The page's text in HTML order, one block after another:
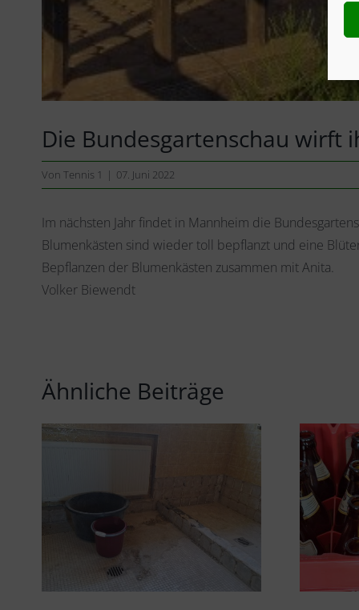
Die Bundesgartenschau wirft
Von Tennis 1 | 07. Juni 2022
Im nächsten Jahr findet in Mannheim die
Blumenkästen sind wieder toll bepflanzt und eine
Bepflanzen der Blumenkästen zusammen mit Anita.
Volker Biewendt
Ähnliche Beiträge